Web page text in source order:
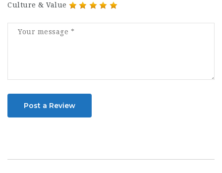
Culture & Value
Post a Review